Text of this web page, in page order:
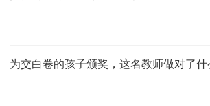
为交白卷的孩子颁奖，这名教师做对了